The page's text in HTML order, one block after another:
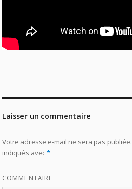
Laisser un commentaire
Votre adresse e-mail ne sera pas publiée.
indiqués avec*
COMMENTAIRE